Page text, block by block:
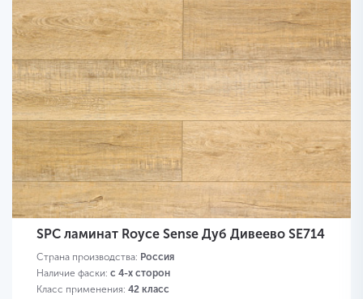
SPC ламинат Royce Sense Дуб Дивеево SE714
Страна производства: Россия
Наличие фаски: с 4-х сторон
Класс применения: 42 класс